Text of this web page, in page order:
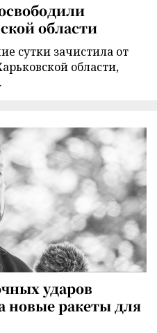
области
сутки зачистила от
области,
ударов
новые ракеты для